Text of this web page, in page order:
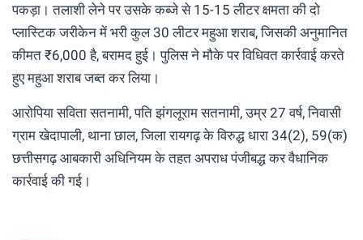
पकड़ा। तलाशी लेने पर उसके कब्जे से 15-15 लीटर क्षमता की दो
प्लास्टिक जरीकेन में भरी कुल 30 लीटर महुआ शराब, जिसकी अनुमानित
कीमत ₹6,000 है, बरामद हुई। पुलिस ने मौके पर विधिवत कार्रवाई करते
हुए महुआ शराब जब्त कर लिया।
आरोपिया सविता सतनामी, पति झंगलूराम सतनामी, उम्र 27 वर्ष, निवासी
ग्राम खेदापाली, थाना छाल, जिला रायगढ़ के विरुद्ध धारा 34(2), 59(क)
छत्तीसगढ़ आबकारी अधिनियम के तहत अपराध पंजीबद्ध कर वैधानिक
कार्रवाई की गई।